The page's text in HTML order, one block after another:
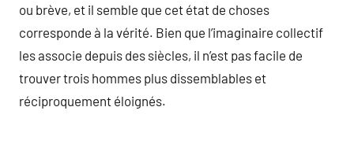
ou brève, et il semble que cet état de choses
corresponde à la vérité. Bien que l’imaginaire collectif
les associe depuis des siècles, il n’est pas facile de
trouver trois hommes plus dissemblables et
réciproquement éloignés.